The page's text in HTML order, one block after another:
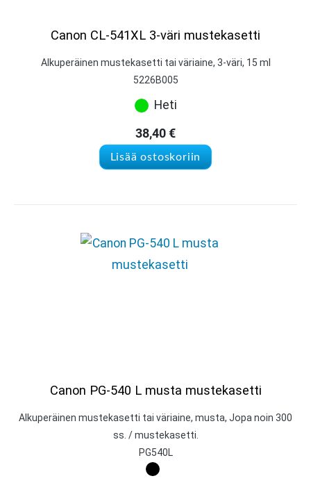
Canon CL-541XL 3-väri mustekasetti
Alkuperäinen mustekasetti tai väriaine, 3-väri, 15 ml
5226B005
Heti
38,40€
Lisää ostoskoriin
Canon PG-540 L musta mustekasetti
Alkuperäinen mustekasetti tai väriaine, musta, Jopa noin 300
ss. / mustekasetti.
PG540L